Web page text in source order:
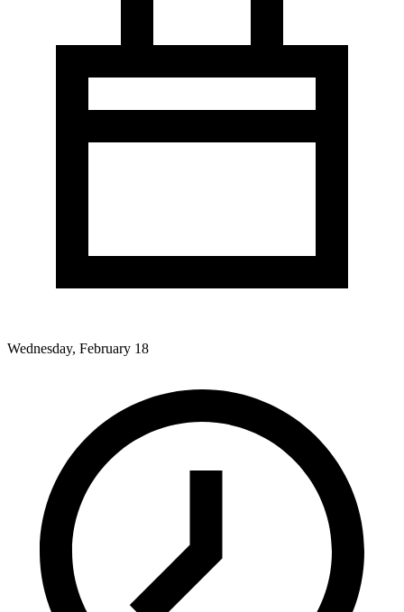
Wednesday, February 18